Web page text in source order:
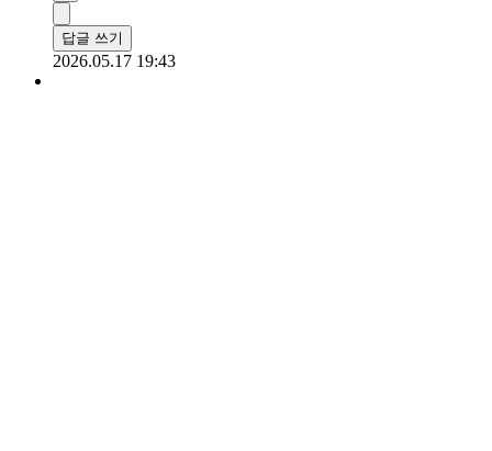
답글 쓰기
2026.05.17 19:43